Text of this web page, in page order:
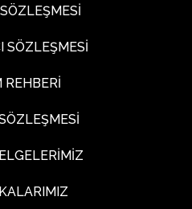
SÖZLEŞMESİ
REHBERİ